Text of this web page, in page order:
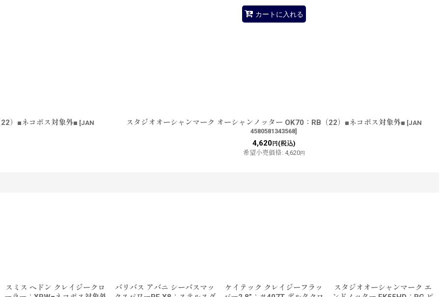
カートに入れる
）■ネコポス対象外■ [JAN スタジオオーシャンマーク オーシャンノッター OK70：RB（22）■ネコポス対象外■ [JAN
4580581343568]
4,620円(税込)
希望小売価格: 4,620円
スミス ヘドン クレイジークロ
バリバス アバニ シーバスマッ
ケイテック クレイジーフラッ
スタジオオーシャンマーク エ